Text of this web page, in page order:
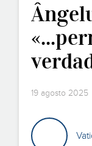
19 agosto